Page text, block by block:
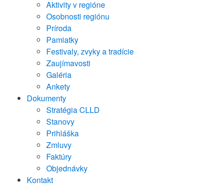
Aktivity v regióne
Osobnosti regiónu
Príroda
Pamiatky
Festivaly, zvyky a tradície
Zaujímavosti
Galéria
Ankety
Dokumenty
Stratégia CLLD
Stanovy
Prihláška
Zmluvy
Faktúry
Objednávky
Kontakt